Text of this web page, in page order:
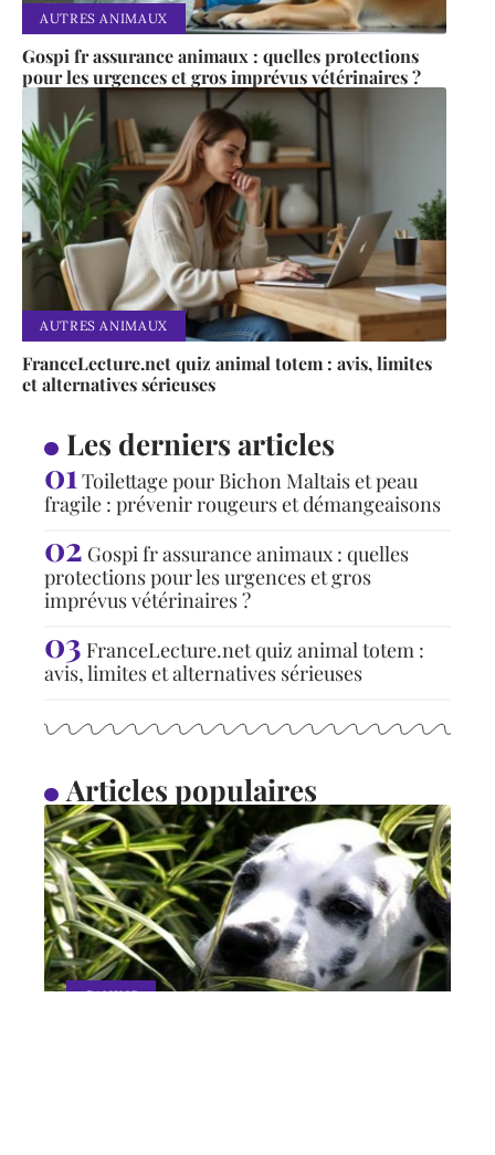
AUTRES ANIMAUX
Gospi fr assurance animaux : quelles protections
pour les urgences et gros imprévus vétérinaires ?
AUTRES ANIMAUX
FranceLecture.net quiz animal totem : avis, limites
et alternatives sérieuses
Les derniers articles
Toilettage pour Bichon Maltais et peau
fragile : prévenir rougeurs et démangeaisons
Gospi fr assurance animaux : quelles
protections pour les urgences et gros
imprévus vétérinaires ?
FranceLecture.net quiz animal totem :
avis, limites et alternatives sérieuses
Articles populaires
CANINS